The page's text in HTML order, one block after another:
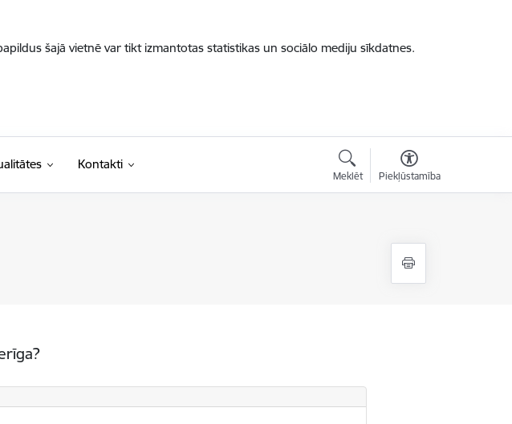
šajā vietnē var tikt izmantotas statistikas un sociālo mediju sīkdatnes.
Kontakti
Meklēt Piekļūstamība